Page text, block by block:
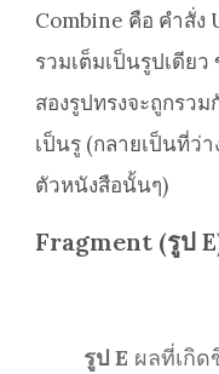
Combine คือ คำสั่ง
รวมเต็มเป็นรูปเดีย
สองรูปทรงจะถูกรว
เป็นรู (กลายเป็นที่ว่
ตัวหนังสือนั้นๆ)
Fragment (รูป
รูป E ผลที่เกิ